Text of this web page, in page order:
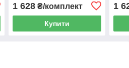
1 628₴/комплект
Купити
1